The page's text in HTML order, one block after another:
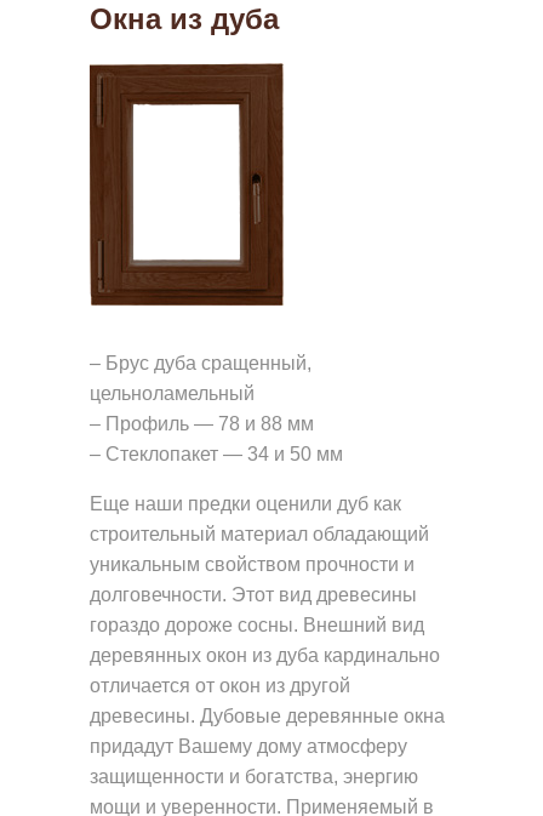
Окна из дуба
– Брус дуба сращенный,
цельноламельный
– Профиль — 78 и 88 мм
– Стеклопакет — 34 и 50 мм
Еще наши предки оценили дуб как
строительный материал обладающий
уникальным свойством прочности и
долговечности. Этот вид древесины
гораздо дороже сосны. Внешний вид
деревянных окон из дуба кардинально
отличается от окон из другой
древесины. Дубовые деревянные окна
придадут Вашему дому атмосферу
защищенности и богатства, энергию
мощи и уверенности. Применяемый в